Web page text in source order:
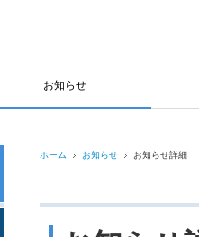
お知らせ
ホーム お知らせ お知らせ詳細